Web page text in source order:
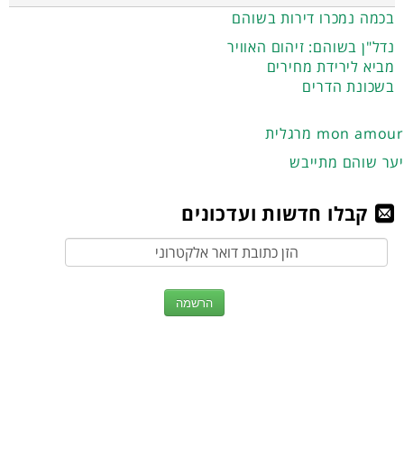
בכמה נמכרו דירות בשוהם
נדל"ן בשוהם: זיהום האוויר
מביא לירידת מחירים
בשכונת הדרים
מרגלית mon amour
יער שוהם מתייבש
קבלו חדשות ועדכונים